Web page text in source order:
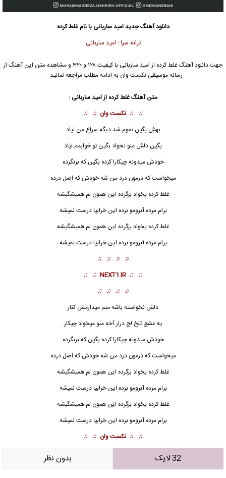
دانلود آهنگ جدیدامید ساربانی با نام غلط کرده
ترانه سرا : امید ساربانی
جهت دانلود آهنگ غلط کرده از امید ساربانی
با کیفیت ۱۲۸ و ۳۲۰ و مشاهده متن این آهنگ از
رسانه موسیقی نکست وان به ادامه مطلب مراجعه نمائید …
متن آهنگ غلط کرده ازامید ساربانی :
♫ ♫ نکست وان ♫ ♫
بهش بگین تموم شد دیگه سراغ من نیاد
بگین دلش منو نخواد بگین تو خوابمم نیاد
خودش میدونه چیکارا کرده بگین که برنگرده
میخواست که درمون درد من شه خودش که اصل درده
غلط کرده بخواد برگرده این همون لم همیشگیشه
برام مرده آبرومو برده این خرابیا درست نمیشه
غلط کرده بخواد برگرده این همون لم همیشگیشه
برام مرده آبرومو برده این خرابیا درست نمیشه
♫ ♫ ♫ ♫
♫ ♫
NEXT1.IR
♫ ♫
♫ ♫ ♫ ♫
دلش نخواسته باشه منم میذارمش کنار
یه عشق تلخ لج درار آخه منو میخواد چیکار
خودش میدونه چیکارا کرده بگین که برنگرده
میخواست که درمون درد من شه خودش که اصل درده
غلط کرده بخواد برگرده این همون لم همیشگیشه
برام مرده آبرومو برده این خرابیا درست نمیشه
غلط کرده بخواد برگرده این همون لم همیشگیشه
برام مرده آبرومو برده این خرابیا درست نمیشه
♫ ♫ نکست وان ♫ ♫
32 لایک بدون نظر